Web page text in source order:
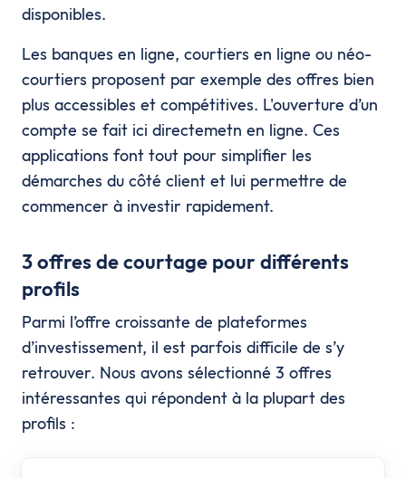
disponibles.
Les banques en ligne, courtiers en ligne ou néo-
courtiers proposent par exemple des offres bien
plus accessibles et compétitives. L'ouverture d’un
compte se fait ici directemetn en ligne. Ces
applications font tout pour simplifier les
démarches du côté client et lui permettre de
commencer à investir rapidement.
3 offres de courtage pour différents
profils
Parmi l’offre croissante de plateformes
d’investissement, il est parfois difficile de s’y
retrouver. Nous avons sélectionné 3 offres
intéressantes qui répondent à la plupart des
profils :